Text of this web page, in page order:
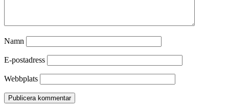
Namn
E-postadress
Webbplats